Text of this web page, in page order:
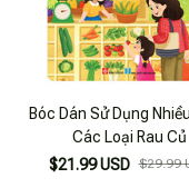
Bóc Dán Sử Dụng
Các Loại Rau Củ
$21.99 USD $29.99